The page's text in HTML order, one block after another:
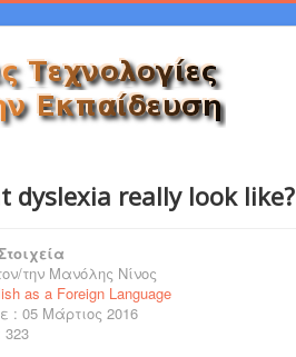
dyslexia really look like?
την Μανόλης Νίνος
as a Foreign Language
: 05 Μάρτιος 2016